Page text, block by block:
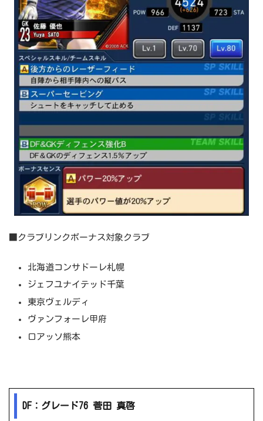
■クラブリンクボーナス対象クラブ
北海道コンサドーレ札幌
ジェフユナイテッド千葉
東京ヴェルディ
ヴァンフォーレ甲府
ロアッソ熊本
DF：グレード76 菅田 真啓